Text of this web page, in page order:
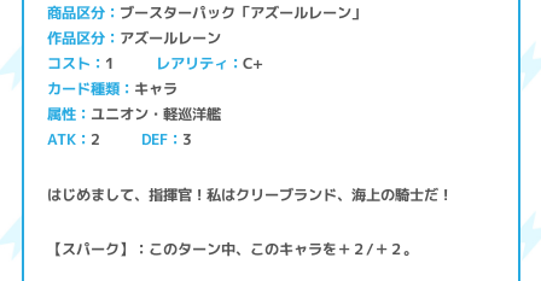
商品区分 ブースターパック「アズールレーン」
作品区分 アズールレーン
コスト 1 レアリティ C+
カード種類 キャラ
属性 ユニオン・軽巡洋艦
ATK 2 DEF 3
はじめまして、指揮官！私はクリーブランド、海上の騎士だ！
【スパーク】：このターン中、このキャラを＋２/＋２。